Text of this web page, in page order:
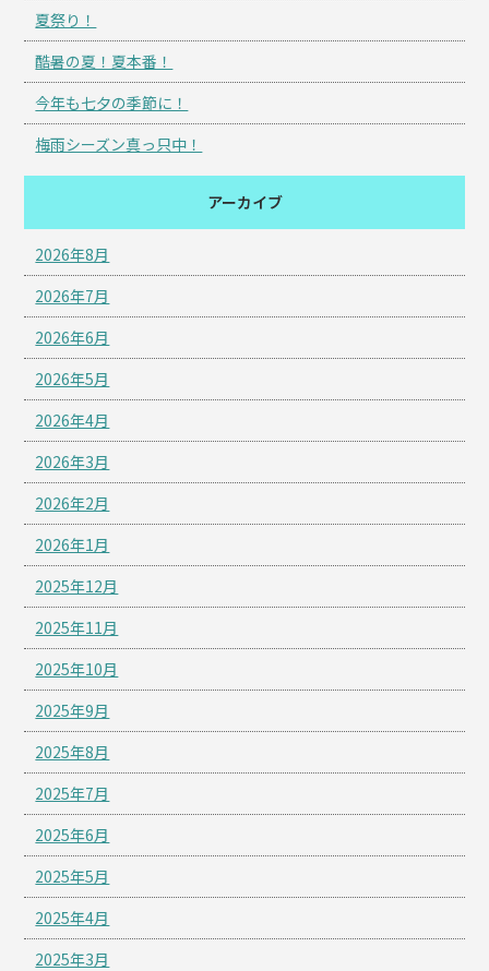
夏祭り！
酷暑の夏！夏本番！
今年も七夕の季節に！
梅雨シーズン真っ只中！
アーカイブ
2026年8月
2026年7月
2026年6月
2026年5月
2026年4月
2026年3月
2026年2月
2026年1月
2025年12月
2025年11月
2025年10月
2025年9月
2025年8月
2025年7月
2025年6月
2025年5月
2025年4月
2025年3月